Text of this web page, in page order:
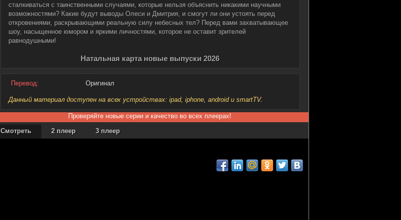
сталкиваться с таинственными случаями, которые нельзя объяснить никакими научными
возможностями? Какие будут выводы Олеси и Дмитрия, и смогут ли они устоять перед
откровениями, раскрывающими реальную силу небесных тел? Перед вами захватывающее
шоу, насыщенное юмором и яркими личностями, которое не оставит зрителей
равнодушными!
Натальная карта новые выпуски 2026
Перевод: Оригинал
Данный материал доступен на всех устройствах: ipad, iphone, android и smartTV.
Проверяйте новые серии и качество во всех плеерах!
Смотреть
2 плеер 3 плеер